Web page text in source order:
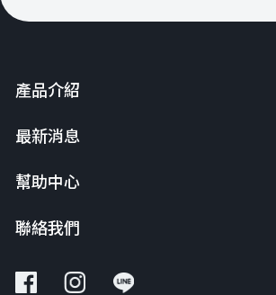
產品介紹
最新消息
幫助中心
聯絡我們